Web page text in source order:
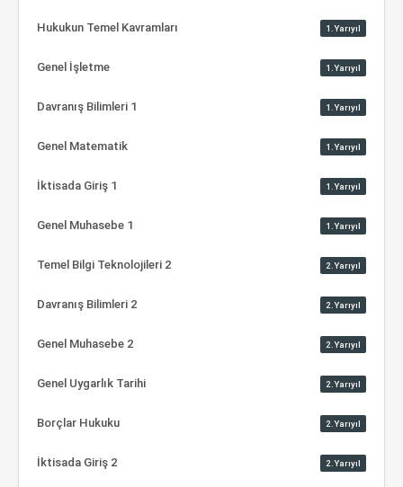
Hukukun Temel Kavramları 1.Yarıyıl
Genel İşletme 1.Yarıyıl
Davranış Bilimleri 1 1.Yarıyıl
Genel Matematik 1.Yarıyıl
İktisada Giriş 1 1.Yarıyıl
Genel Muhasebe 1 1.Yarıyıl
Temel Bilgi Teknolojileri 2 2.Yarıyıl
Davranış Bilimleri 2 2.Yarıyıl
Genel Muhasebe 2 2.Yarıyıl
Genel Uygarlık Tarihi 2.Yarıyıl
Borçlar Hukuku 2.Yarıyıl
İktisada Giriş 2 2.Yarıyıl